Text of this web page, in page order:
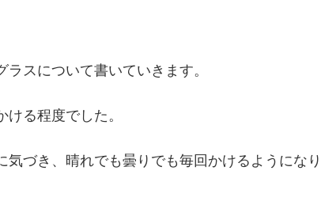
スについて書いていきます。
る程度でした。
づき、晴れでも曇りでも毎回かけるようになり